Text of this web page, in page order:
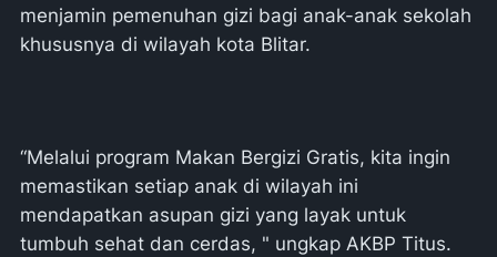
menjamin pemenuhan gizi bagi anak-anak sekolah
khususnya di wilayah kota Blitar.
“Melalui program Makan Bergizi Gratis, kita ingin
memastikan setiap anak di wilayah ini
mendapatkan asupan gizi yang layak untuk
tumbuh sehat dan cerdas, " ungkap AKBP Titus.